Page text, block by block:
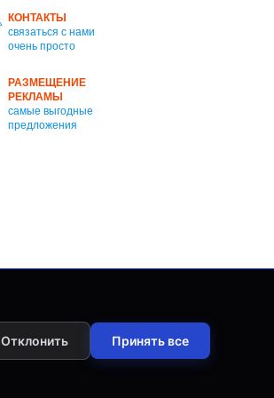
КОНТАКТЫ
связаться с нами
очень просто
РАЗМЕЩЕНИЕ
РЕКЛАМЫ
самые выгодные
предложения
Отклонить Принять все